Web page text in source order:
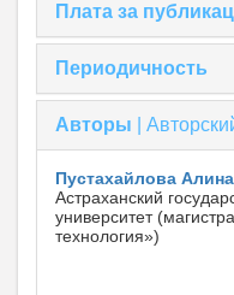
Плата за
Периодичность
Авторы
Пустахайлова
Астраханский
университет
технология»)